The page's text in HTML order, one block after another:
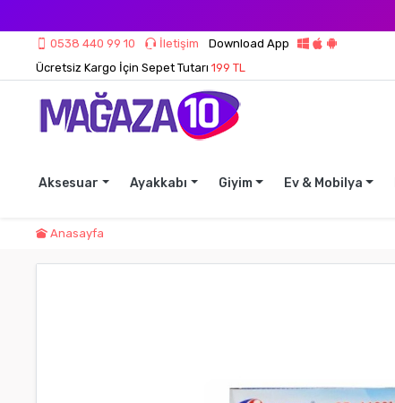
0538 440 99 10 İletişim
Download App
Ücretsiz Kargo İçin Sepet Tutarı 199 TL
Aksesuar Ayakkabı Giyim Ev & Mobilya
Anasayfa